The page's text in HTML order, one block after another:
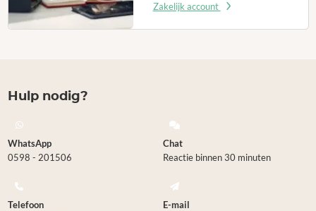
Zakelijk account
Hulp nodig?
WhatsApp
0598 - 201506
Chat
Reactie binnen 30 minuten
Telefoon
E-mail